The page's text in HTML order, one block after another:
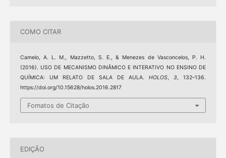
COMO CITAR
Camelo, A. L. M., Mazzetto, S. E., & Menezes de Vasconcelos, P. H.
(2016). USO DE MECANISMO DINÂMICO E INTERATIVO NO ENSINO DE
QUÍMICA: UM RELATO DE SALA DE AULA.HOLOS,3, 132–136.
https://doi.org/10.15628/holos.2016.2817
Fomatos de Citação
EDIÇÃO